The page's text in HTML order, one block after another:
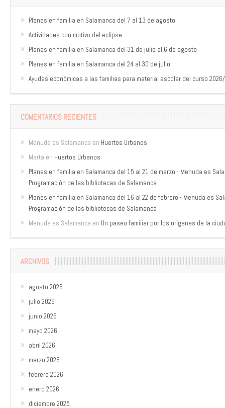
Planes en familia en Salamanca del 7 al 13 de agosto
Actividades con motivo del eclipse
Planes en familia en Salamanca del 31 de julio al 6 de agosto
Planes en familia en Salamanca del 24 al 30 de julio
Ayudas económicas a las familias para material escolar del curso
COMENTARIOS RECIENTES
Menuda es Salamanca en Huertos Urbanos
Marta en Huertos Urbanos
Planes en familia en Salamanca del 15 al 21 de marzo - Menuda es
Programación de las bibliotecas de Salamanca
Planes en familia en Salamanca del 16 al 22 de febrero - Menuda es
Programación de las bibliotecas de Salamanca
Menuda es Salamanca en Un paseo familiar por los orígenes de la
ARCHIVOS
agosto 2026
julio 2026
junio 2026
mayo 2026
abril 2026
marzo 2026
febrero 2026
enero 2026
diciembre 2025